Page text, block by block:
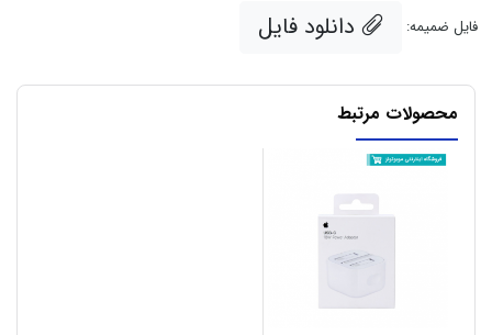
فایل ضمیمه: دانلود فایل
محصولات مرتبط